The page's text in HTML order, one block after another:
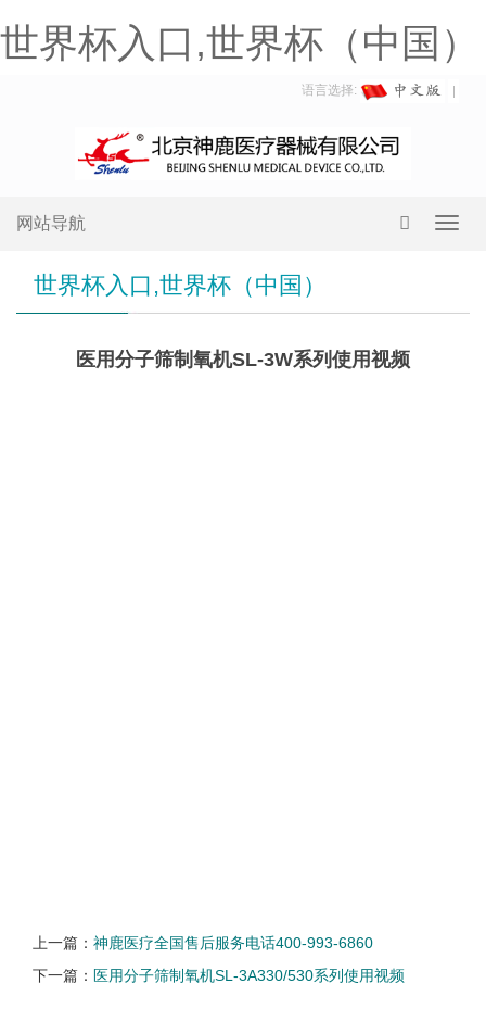
世界杯入口,世界杯（中国）
语言选择:
网站导航
世界杯入口,世界杯（中国）
医用分子筛制氧机SL-3W系列使用视频
上一篇： 神鹿医疗全国售后服务电话400-993-6860
下一篇： 医用分子筛制氧机SL-3A330/530系列使用视频